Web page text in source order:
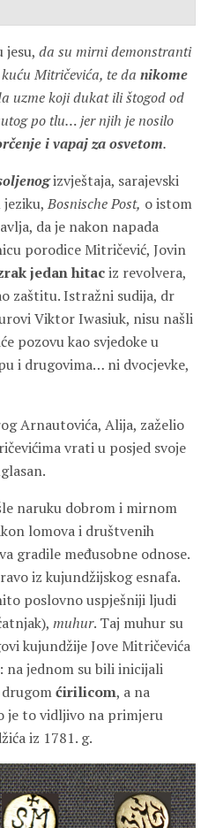
jesu, da su mirni demonstranti
Mitričevića, te da nikome
uzme koji dukat ili štogod od
po tlu… jer njih je nosilo
i vapaj za osvetom.
izvještaja, sarajevski
Bosnische Post, o istom
da je nakon napada
porodice Mitričević, Jovin
jedan hitaciz revolvera,
zaštitu. Istražni sudija, dr
Viktor Iwasiuk, nisu našli
pozovu kao svjedoke u
i drugovima… ni dvocjevke,
Arnautovića, Alija, zaželio
vrati u posjed svoje
naruku dobrom i mirnom
lomova i društvenih
gradile međusobne odnose.
iz kujundžijskog esnafa.
poslovno uspješniji ljudi
muhur. Taj muhur su
kujundžije Jove Mitričevića
na jednom su bili inicijali
ćirilicom, a na
je to vidljivo na primjeru
iz 1781. g.